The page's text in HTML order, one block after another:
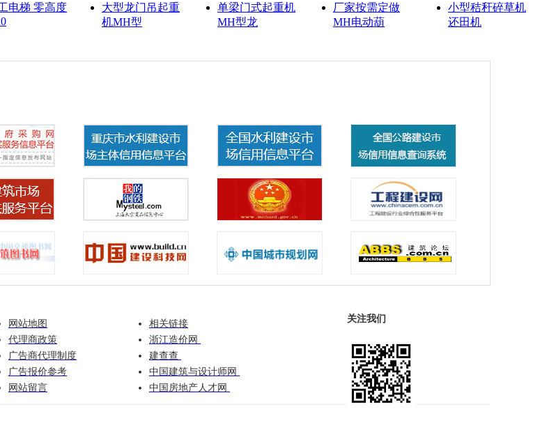
电梯 零高度
大型龙门吊起重
机MH型
单梁门式起重机
MH型龙
厂家按需定做
MH电动葫
小型秸秆碎草机
还田机
网站地图
代理商政策
广告商代理制度
广告报价参考
网站留言
相关链接
浙江造价网
建查查
中国建筑与设计师网
中国房地产人才网
关注我们